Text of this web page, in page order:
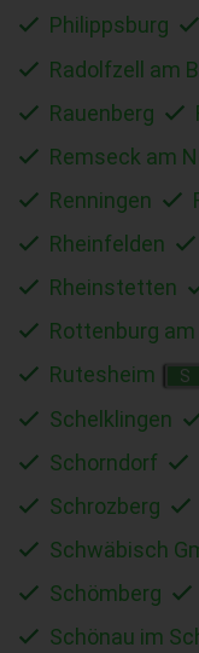
Philippsburg
Radolfzell am
Rauenberg
Remseck am
Renningen
Rheinfelden
Rheinstetten
Rottenburg
Rutesheim
S
Schelklingen
Schorndorf
Schrozberg
Schwäbisch
Schömberg
Schönau im